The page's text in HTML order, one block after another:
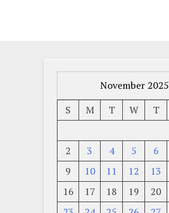
November 2025
S
M T W T
2
3 4 5 6
9
10 11 12 13
16
17 18 19 20